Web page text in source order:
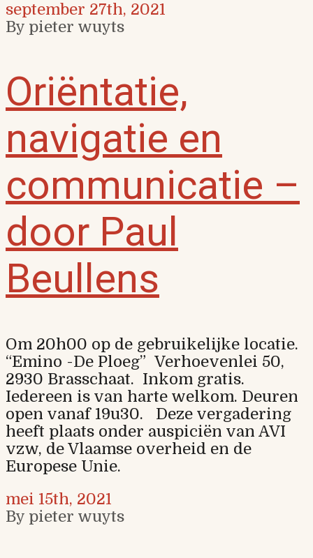
september 27th, 2021
By pieter wuyts
Oriëntatie,
navigatie en
communicatie –
door Paul
Beullens
Om 20h00 op de gebruikelijke locatie.
“Emino -De Ploeg” Verhoevenlei 50,
2930 Brasschaat. Inkom gratis.
Iedereen is van harte welkom. Deuren
open vanaf 19u30. Deze vergadering
heeft plaats onder auspiciën van AVI
vzw, de Vlaamse overheid en de
Europese Unie.
mei 15th, 2021
By pieter wuyts